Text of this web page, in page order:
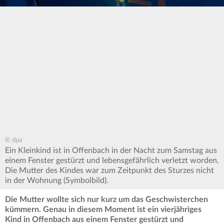
© dpa
Ein Kleinkind ist in Offenbach in der Nacht zum Samstag aus
einem Fenster gestürzt und lebensgefährlich verletzt worden.
Die Mutter des Kindes war zum Zeitpunkt des Sturzes nicht
in der Wohnung (Symbolbild).
Die Mutter wollte sich nur kurz um das Geschwisterchen
kümmern. Genau in diesem Moment ist ein vierjähriges
Kind in Offenbach aus einem Fenster gestürzt und